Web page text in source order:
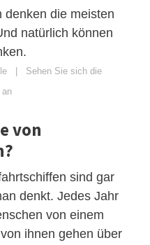
denken die meisten
natürlich können
Sehen Sie sich die
an
von
sind gar
denkt. Jedes Jahr
von einem
ihnen gehen über